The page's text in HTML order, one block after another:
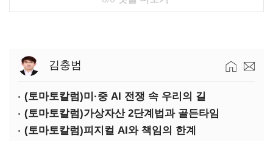
김충범
(토마토칼럼)미·중 AI 전쟁 속 우리의 길
(토마토칼럼)가상자산 2단계법과 골든타임
(토마토칼럼)피지컬 AI와 책임의 한계